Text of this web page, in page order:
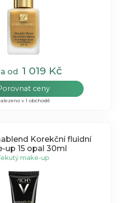
od 1 019 Kč
ceny
v 1 obchodě
Korekční fluidní
up 15 opal 30ml
make-up